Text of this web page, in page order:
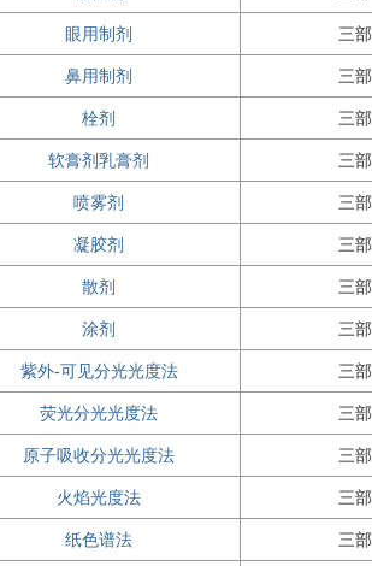
眼用制剂 三部
鼻用制剂 三部
栓剂 三部
软膏剂乳膏剂 三部
喷雾剂 三部
凝胶剂 三部
散剂 三部
涂剂 三部
紫外-可见分光光度法 三部
荧光分光光度法 三部
原子吸收分光光度法 三部
火焰光度法 三部
纸色谱法 三部